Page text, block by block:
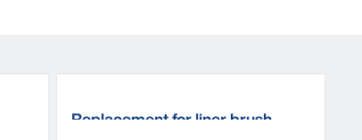
Replacement for liner brush